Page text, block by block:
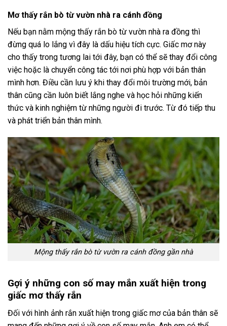
Mơ thấy rắn bò từ vườn nhà ra cánh đồng
Nếu bạn nằm mộng thấy rắn bò từ vườn nhà ra đồng thì
đừng quá lo lắng vì đây là dấu hiệu tích cực. Giấc mơ này
cho thấy trong tương lai tới đây, bạn có thể sẽ thay đổi công
việc hoặc là chuyển công tác tới nơi phù hợp với bản thân
mình hơn. Điều cần lưu ý khi thay đổi môi trường mới, bản
thân cũng cần luôn biết lắng nghe và học hỏi những kiến
thức và kinh nghiệm từ những người đi trước. Từ đó tiếp thu
và phát triển bản thân mình.
Mộng thấy rắn bò từ vườn ra cánh đồng gần nhà
Gợi ý những con số may mắn xuất hiện trong
giấc mơ thấy rắn
Đối với hình ảnh rắn xuất hiện trong giấc mơ của bản thân sẽ